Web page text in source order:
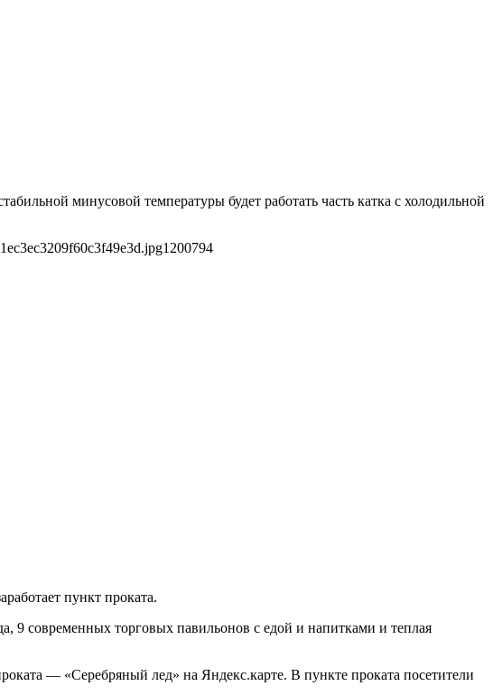
минусовой температуры будет работать часть катка с холодильной
1200794
пункт проката.
9 современных торговых павильонов с едой и напитками и теплая
— «Серебряный лед» на Яндекс.карте. В пункте проката посетители